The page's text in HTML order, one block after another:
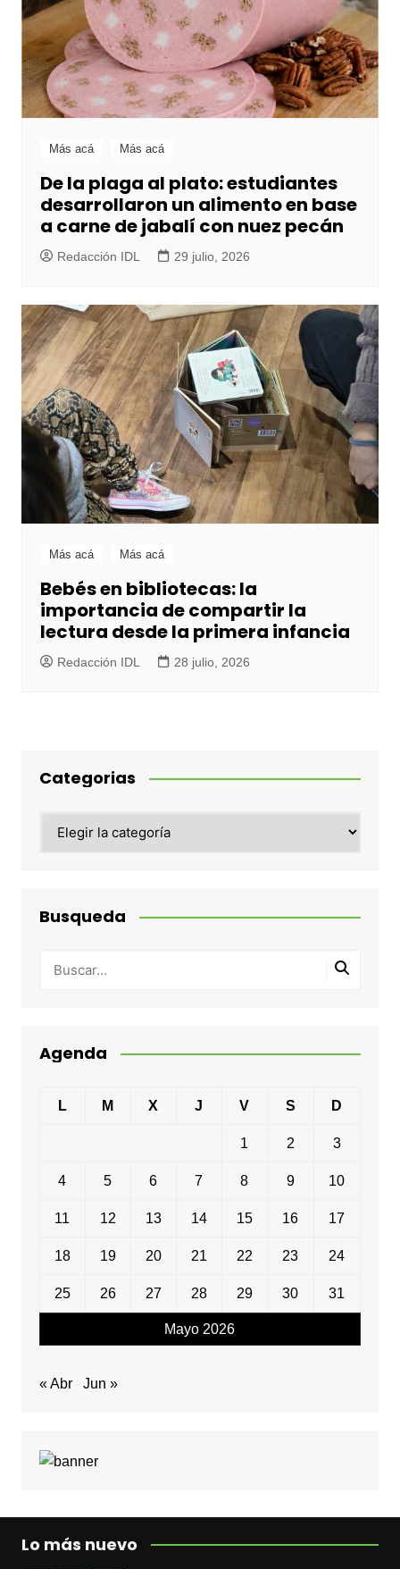
Más acá Más acá
De la plaga al plato: estudiantes
desarrollaron un alimento en base
a carne de jabalí con nuez pecán
Redacción IDL 29 julio, 2026
Más acá Más acá
Bebés en bibliotecas: la
importancia de compartir la
lectura desde la primera infancia
Redacción IDL 28 julio, 2026
Categorias
Busqueda
Agenda
Mayo 2026
L M X J V S D
1 2 3
4 5 6 7 8 9 10
11 12 13 14 15 16 17
18 19 20 21 22 23 24
25 26 27 28 29 30 31
« Abr Jun »
Lo más nuevo